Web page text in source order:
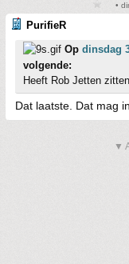
•
PurifieR
Op dinsdag
volgende:
Heeft Rob Jetten
Dat laatste. Dat mag
▼